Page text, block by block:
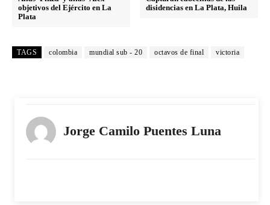
objetivos del Ejército en La
Plata
disidencias en La Plata, Huila
TAGS colombia mundial sub - 20 octavos de final victoria
Jorge Camilo Puentes Luna